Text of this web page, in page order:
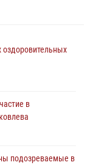
оздоровительных
в
подозреваемые в